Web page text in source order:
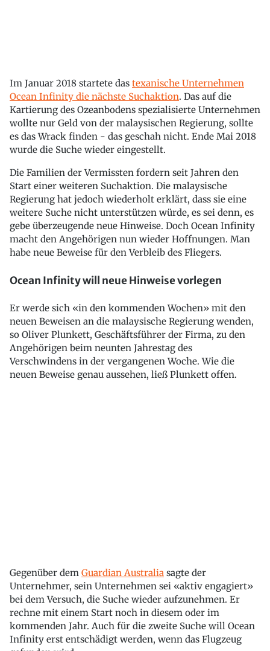
Im Januar 2018 startete das texanische Unternehmen
Ocean Infinity die nächste Suchaktion. Das auf die
Kartierung des Ozeanbodens spezialisierte Unternehmen
wollte nur Geld von der malaysischen Regierung, sollte
es das Wrack finden - das geschah nicht. Ende Mai 2018
wurde die Suche wieder eingestellt.
Die Familien der Vermissten fordern seit Jahren den
Start einer weiteren Suchaktion. Die malaysische
Regierung hat jedoch wiederholt erklärt, dass sie eine
weitere Suche nicht unterstützen würde, es sei denn, es
gebe überzeugende neue Hinweise. Doch Ocean Infinity
macht den Angehörigen nun wieder Hoffnungen. Man
habe neue Beweise für den Verbleib des Fliegers.
Ocean Infinity will neue Hinweise vorlegen
Er werde sich «in den kommenden Wochen» mit den
neuen Beweisen an die malaysische Regierung wenden,
so Oliver Plunkett, Geschäftsführer der Firma, zu den
Angehörigen beim neunten Jahrestag des
Verschwindens in der vergangenen Woche. Wie die
neuen Beweise genau aussehen, ließ Plunkett offen.
Gegenüber dem Guardian Australia sagte der
Unternehmer, sein Unternehmen sei «aktiv engagiert»
bei dem Versuch, die Suche wieder aufzunehmen. Er
rechne mit einem Start noch in diesem oder im
kommenden Jahr. Auch für die zweite Suche will Ocean
Infinity erst entschädigt werden, wenn das Flugzeug